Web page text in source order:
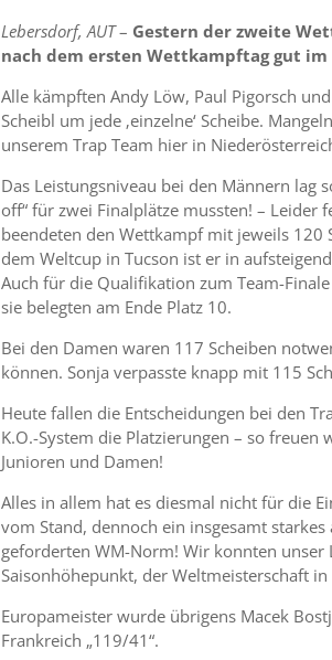
Lebersdorf, AUT– Gestern der zweite
nach dem ersten Wettkampftag gut
Alle kämpften Andy Löw, Paul Pigorsch
Scheibl um jede ‚einzelne‘ Scheibe.
unserem Trap Team hier in
Das Leistungsniveau bei den Männern lag
off“ für zwei Finalplätze mussten! – Leider
beendeten den Wettkampf mit jeweils 120
dem Weltcup in Tucson ist er in
Auch für die Qualifikation zum Team-
sie belegten am Ende Platz 10.
Bei den Damen waren 117 Scheiben
können. Sonja verpasste knapp mit 115
Heute fallen die Entscheidungen bei den
K.O.-System die Platzierungen – so
Junioren und Damen!
Alles in allem hat es diesmal nicht für die
vom Stand, dennoch ein insgesamt
geforderten WM-Norm! Wir konnten
Saisonhöhepunkt, der Weltmeisterschaft
Europameister wurde übrigens Macek
Frankreich „119/41“.